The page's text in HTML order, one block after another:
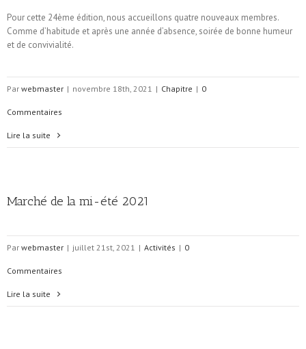
Pour cette 24ème édition, nous accueillons quatre nouveaux membres.
Comme d’habitude et après une année d’absence, soirée de bonne humeur
et de convivialité.
Par webmaster | novembre 18th, 2021 | Chapitre | 0
Commentaires
Lire la suite
Marché de la mi-été 2021
Par webmaster | juillet 21st, 2021 | Activités | 0
Commentaires
Lire la suite